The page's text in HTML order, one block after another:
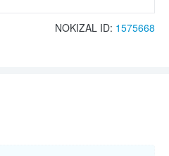
NOKIZAL ID: 1575668